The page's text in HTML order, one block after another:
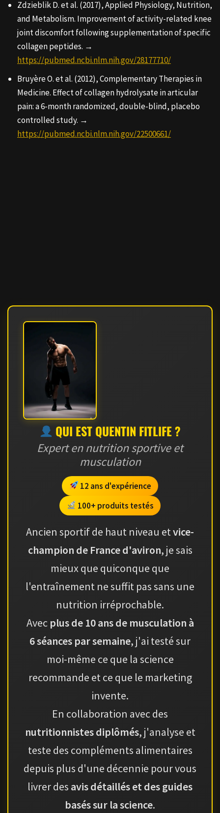
Zdzieblik D. et al. (2017), Applied Physiology, Nutrition,
and Metabolism. Improvement of activity-related knee
joint discomfort following supplementation of specific
collagen peptides. →
https://pubmed.ncbi.nlm.nih.gov/28177710/
Bruyère O. et al. (2012), Complementary Therapies in
Medicine. Effect of collagen hydrolysate in articular
pain: a 6-month randomized, double-blind, placebo
controlled study. →
https://pubmed.ncbi.nlm.nih.gov/22500661/
QUI EST QUENTIN FITLIFE ?
Expert en nutrition sportive et
musculation
12 ans d'expérience
100+ produits testés
Ancien sportif de haut niveau etvice-
champion de France d'aviron, je sais
mieux que quiconque que
l'entraînement ne suffit pas sans une
nutrition irréprochable.
Avec plus de 10 ans de musculation à
6 séances par semaine, j'ai testé sur
moi-même ce que la science
recommande et ce que le marketing
invente.
En collaboration avec des
nutritionnistes diplômés, j'analyse et
teste des compléments alimentaires
depuis plus d'une décennie pour vous
livrer des avis détaillés et des guides
basés sur la science.